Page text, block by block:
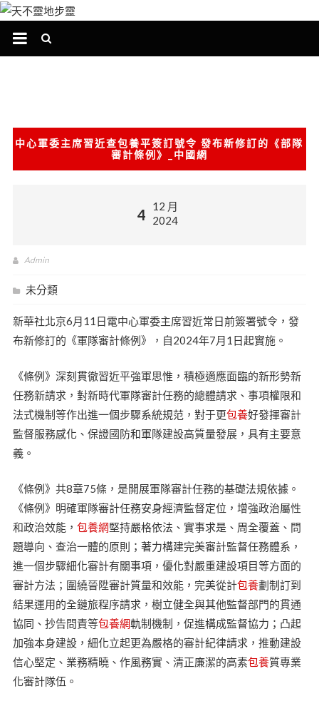
跳
中心軍委主席習近查包養平簽訂號令 發布新修訂的《部隊
審計條例》_中國網
4
12 月
2024
Admin
未分類
新華社北京6月11日電中心軍委主席習近常日前簽署號令，發
布新修訂的《軍隊審計條例》，自2024年7月1日起實施。
《條例》深刻貫徹習近平強軍思惟，積極適應面臨的新形勢新
任務新請求，對新時代軍隊審計任務的總體請求、事項權限和
法式機制等作出進一個步驟系統規范，對于更包養好發揮審計
監督服務感化、保證國防和軍隊建設高質量發展，具有主要意
義。
《條例》共8章75條，是開展軍隊審計任務的基礎法規依據。
《條例》明確軍隊審計任務安身經濟監督定位，增強政治屬性
和政治效能， 包養網堅持嚴格依法、實事求是、周全覆蓋、問
題導向、查治一體的原則；著力構建完美審計監督任務體系，
進一個步驟細化審計有關事項，優化對嚴重建設項目等方面的
審計方法；圍繞晉陞審計質量和效能，完美從計包養劃制訂到
結果運用的全鏈旅程序請求，樹立健全與其他監督部門的貫通
協同、抄告問責等包養網軌制機制，促進構成監督協力；凸起
加強本身建設，細化立起更為嚴格的審計紀律請求，推動建設
信心堅定、業務精曉、作風務實、清正廉潔的高素包養質專業
化審計隊伍。